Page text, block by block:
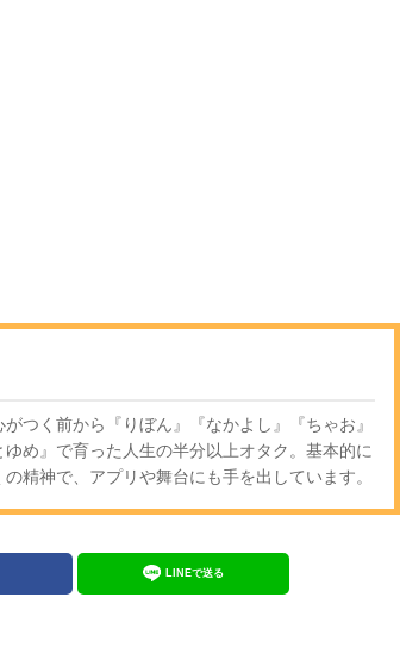
つく前から『りぼん』『なかよし』『ちゃお』
め』で育った人生の半分以上オタク。基本的に
精神で、アプリや舞台にも手を出しています。
LINEで送る